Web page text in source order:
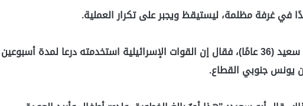
غرفة مظلمة، ليستيقظ ويجبر على تكرار العملية.
أما الشاب الفلسطيني مسعود أبو سعيد (36 عامًا)، فقال إن القوات الإسرائيلية استخدمته درعا لمدة أسبوعين